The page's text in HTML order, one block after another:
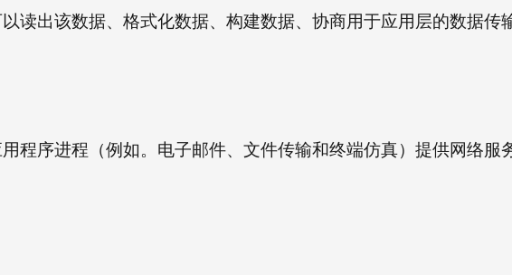
读出该数据、格式化数据、构建数据、协商用于应用层的数据传
程序进程（例如。电子邮件、文件传输和终端仿真）提供网络服